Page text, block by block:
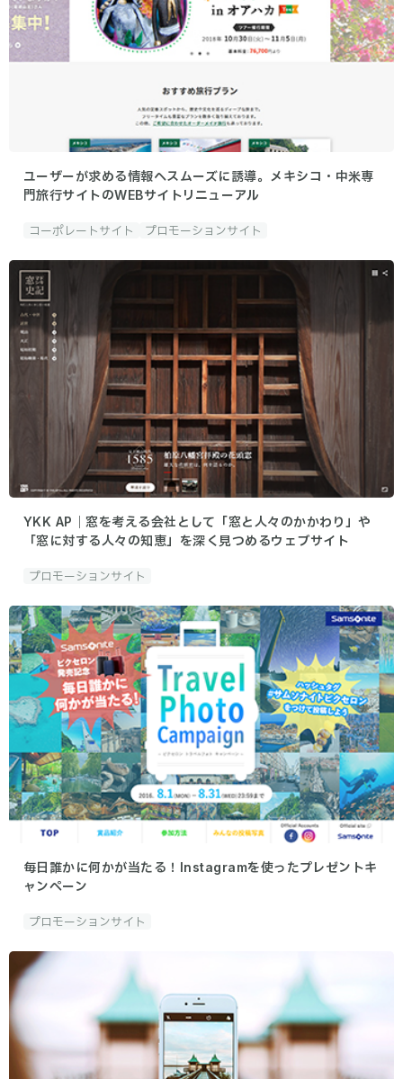
ユーザーが求める情報へスムーズに誘導。メキシコ・中米専
門旅行サイトのWEBサイトリニューアル
コーポレートサイト プロモーションサイト
YKK AP｜窓を考える会社として「窓と人々のかかわり」や
「窓に対する人々の知恵」を深く見つめるウェブサイト
プロモーションサイト
毎日誰かに何かが当たる！Instagramを使ったプレゼントキ
ャンペーン
プロモーションサイト